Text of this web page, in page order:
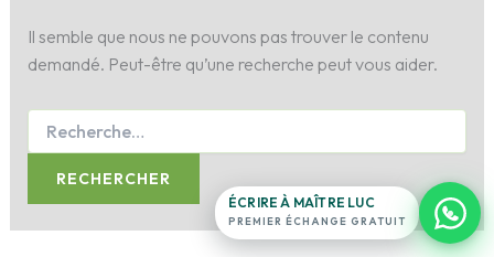
Il semble que nous ne pouvons pas trouver le contenu
demandé. Peut-être qu’une recherche peut vous aider.
ligne du
temple
16
ÉCRIRE À MAÎTRE LUC
PREMIER ÉCHANGE GRATUIT